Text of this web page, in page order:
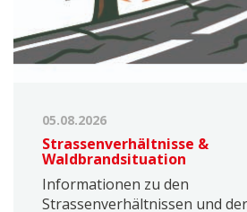
05.08.2026
Strassenverhältnisse &
Waldbrandsituation
Informationen zu den
Strassenverhältnissen und der